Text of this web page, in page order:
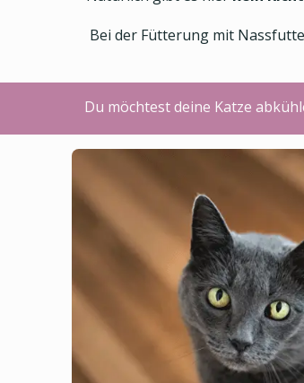
Bei der Fütterung mit
Du möchtest deine Katze